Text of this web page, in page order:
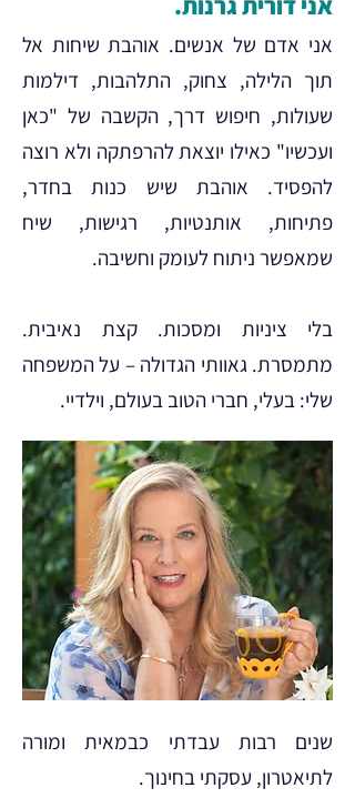
אני אדם של אנשים. אוהבת שיחות אל
תוך הלילה, צחוק, התלהבות, דילמות
שעולות, חיפוש דרך, הקשבה של "כאן
ועכשיו" כאילו יוצאת להרפתקה ולא רוצה
להפסיד. אוהבת שיש כנות בחדר,
פתיחות, אותנטיות, רגישות, שיח
שמאפשר ניתוח לעומק וחשיבה.
בלי ציניות ומסכות. קצת נאיבית.
מתמסרת. גאוותי הגדולה – על המשפחה
שלי: בעלי, חברי הטוב בעולם, וילדיי.
שנים רבות עבדתי כבמאית ומורה
לתיאטרון, עסקתי בחינוך.